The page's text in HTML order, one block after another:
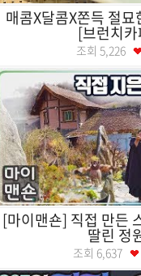
매콤X달콤X쫀득 절
[브런치
조회 5,226
[마이맨숀] 직접 만든
딸린 정
조회 6,637